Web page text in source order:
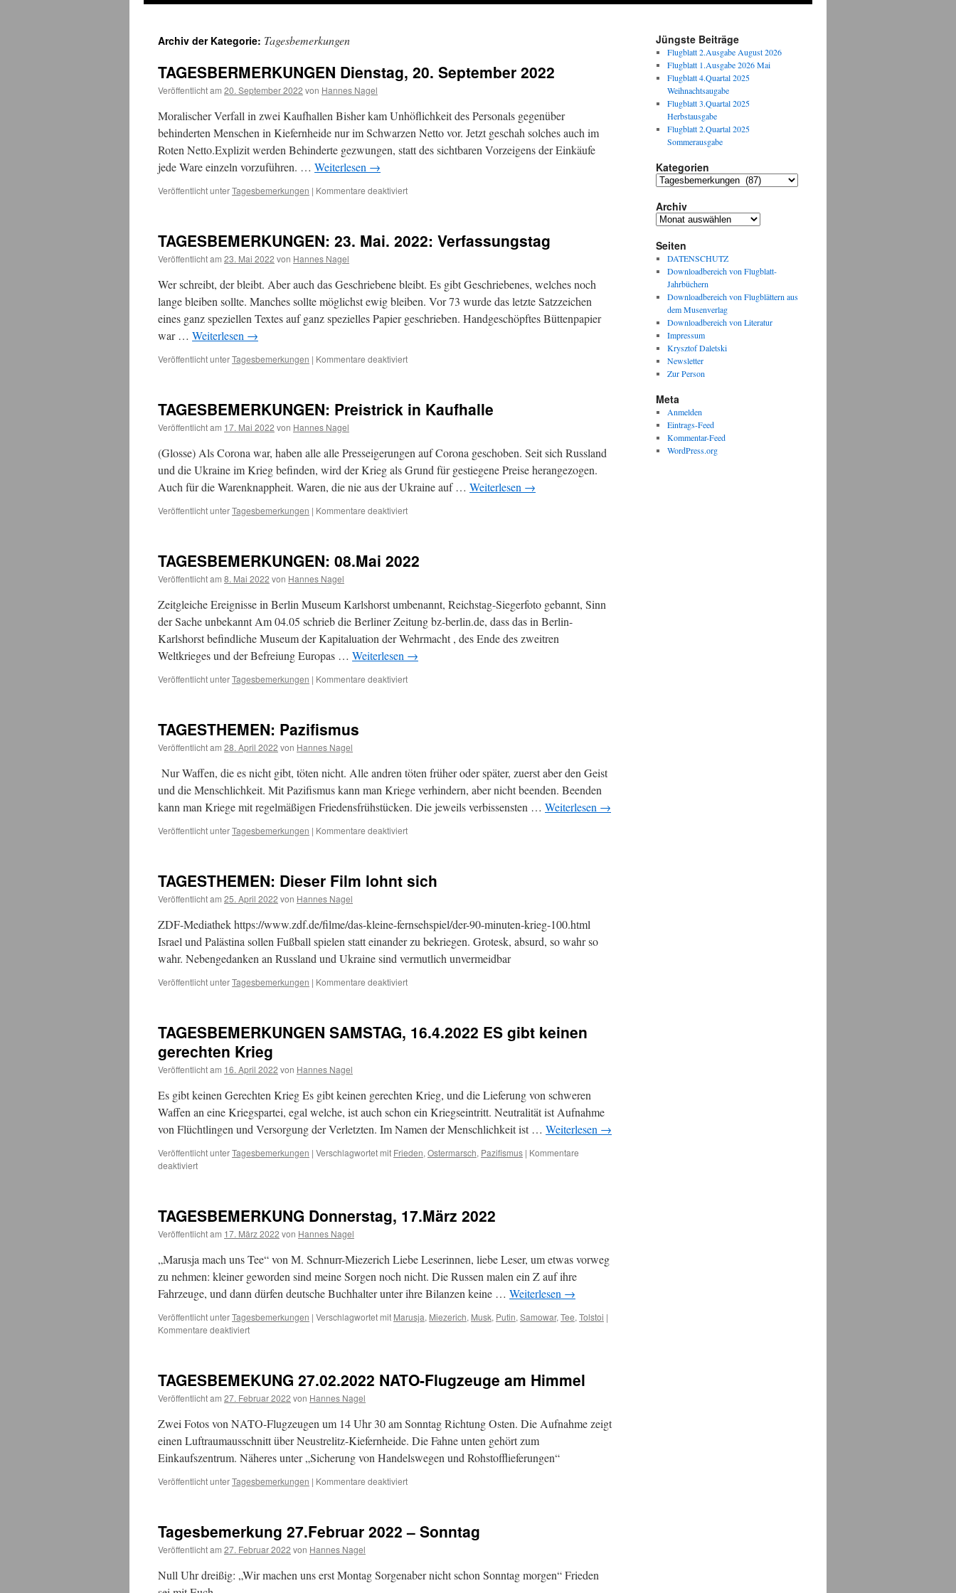
Archiv der Kategorie: Tagesbemerkungen
TAGESBERMERKUNGEN Dienstag, 20. September 2022
Veröffentlicht am 20. September 2022 von Hannes Nagel
Moralischer Verfall in zwei Kaufhallen Bisher kam Unhöflichkeit des Personals gegenüber
behinderten Menschen in Kiefernheide nur im Schwarzen Netto vor. Jetzt geschah solches auch im
Roten Netto.Explizit werden Behinderte gezwungen, statt des sichtbaren Vorzeigens der Einkäufe
jede Ware einzeln vorzuführen. … Weiterlesen →
Veröffentlicht unterTagesbemerkungen | Kommentare deaktiviertfür
September
TAGESBEMERKUNGEN: 23. Mai. 2022: Verfassungstag
Veröffentlicht am 23. Mai 2022 von Hannes Nagel
Wer schreibt, der bleibt. Aber auch das Geschriebene bleibt. Es gibt Geschriebenes, welches noch
lange bleiben sollte. Manches sollte möglichst ewig bleiben. Vor 73 wurde das letzte Satzzeichen
eines ganz speziellen Textes auf ganz spezielles Papier geschrieben. Handgeschöpftes Büttenpapier
war … Weiterlesen →
Veröffentlicht unterTagesbemerkungen | Kommentare deaktiviertfür
2022:
TAGESBEMERKUNGEN: Preistrick in Kaufhalle
Veröffentlicht am 17. Mai 2022 von Hannes Nagel
(Glosse) Als Corona war, haben alle alle Presseigerungen auf Corona geschoben. Seit sich Russland
und die Ukraine im Krieg befinden, wird der Krieg als Grund für gestiegene Preise herangezogen.
Auch für die Warenknappheit. Waren, die nie aus der Ukraine auf … Weiterlesen →
Veröffentlicht unterTagesbemerkungen | Kommentare deaktiviertfür
Kaufhalle
TAGESBEMERKUNGEN: 08.Mai 2022
Veröffentlicht am 8. Mai 2022 von Hannes Nagel
Zeitgleiche Ereignisse in Berlin Museum Karlshorst umbenannt, Reichstag-Siegerfoto gebannt, Sinn
der Sache unbekannt Am 04.05 schrieb die Berliner Zeitung bz-berlin.de, dass das in Berlin-
Karlshorst befindliche Museum der Kapitaluation der Wehrmacht , des Ende des zweitren
Weltkrieges und der Befreiung Europas … Weiterlesen →
Veröffentlicht unterTagesbemerkungen | Kommentare deaktiviertfür
TAGESTHEMEN: Pazifismus
Veröffentlicht am 28. April 2022 von Hannes Nagel
Nur Waffen, die es nicht gibt, töten nicht. Alle andren töten früher oder später, zuerst aber den Geist
und die Menschlichkeit. Mit Pazifismus kann man Kriege verhindern, aber nicht beenden. Beenden
kann man Kriege mit regelmäßigen Friedensfrühstücken. Die jeweils verbissensten … Weiterlesen →
Veröffentlicht unterTagesbemerkungen | Kommentare deaktiviertfür
TAGESTHEMEN: Dieser Film lohnt sich
Veröffentlicht am 25. April 2022 von Hannes Nagel
ZDF-Mediathek https://www.zdf.de/filme/das-kleine-fernsehspiel/der-90-minuten-krieg-100.html
Israel und Palästina sollen Fußball spielen statt einander zu bekriegen. Grotesk, absurd, so wahr so
wahr. Nebengedanken an Russland und Ukraine sind vermutlich unvermeidbar
Veröffentlicht unterTagesbemerkungen | Kommentare deaktiviertfür
lohnt
TAGESBEMERKUNGEN SAMSTAG, 16.4.2022 ES gibt keinen
gerechten Krieg
Veröffentlicht am 16. April 2022 von Hannes Nagel
Es gibt keinen Gerechten Krieg Es gibt keinen gerechten Krieg, und die Lieferung von schweren
Waffen an eine Kriegspartei, egal welche, ist auch schon ein Kriegseintritt. Neutralität ist Aufnahme
von Flüchtlingen und Versorgung der Verletzten. Im Namen der Menschlichkeit ist … Weiterlesen →
Veröffentlicht unterTagesbemerkungen | Verschlagwortet mit Frieden, Ostermarsch, Pazifismus | Kommentare
deaktiviertfür
ES
gibt
keinen
gerechten
Krieg
TAGESBEMERKUNG Donnerstag, 17.März 2022
Veröffentlicht am 17. März 2022 von Hannes Nagel
„Marusja mach uns Tee“ von M. Schnurr-Miezerich Liebe Leserinnen, liebe Leser, um etwas vorweg
zu nehmen: kleiner geworden sind meine Sorgen noch nicht. Die Russen malen ein Z auf ihre
Fahrzeuge, und dann dürfen deutsche Buchhalter unter ihre Bilanzen keine … Weiterlesen →
Veröffentlicht unterTagesbemerkungen | Verschlagwortet mit Marusja, Miezerich, Musk, Putin, Samowar, Tee, Tolstoi |
Kommentare deaktiviertfür
2022
TAGESBEMEKUNG 27.02.2022 NATO-Flugzeuge am Himmel
Veröffentlicht am 27. Februar 2022 von Hannes Nagel
Zwei Fotos von NATO-Flugzeugen um 14 Uhr 30 am Sonntag Richtung Osten. Die Aufnahme zeigt
einen Luftraumausschnitt über Neustrelitz-Kiefernheide. Die Fahne unten gehört zum
Einkaufszentrum. Näheres unter „Sicherung von Handelswegen und Rohstofflieferungen“
Veröffentlicht unterTagesbemerkungen | Kommentare deaktiviertfür
Flugzeuge
Tagesbemerkung 27.Februar 2022 – Sonntag
Veröffentlicht am 27. Februar 2022 von Hannes Nagel
Null Uhr dreißig: „Wir machen uns erst Montag Sorgenaber nicht schon Sonntag morgen“ Frieden
Jüngste Beiträge
Flugblatt 2.Ausgabe August 2026
Flugblatt 1.Ausgabe 2026 Mai
Flugblatt 4.Quartal 2025
Weihnachtsaugabe
Flugblatt 3.Quartal 2025
Herbstausgabe
Flugblatt 2.Quartal 2025
Sommerausgabe
Kategorien
Kategorien
Archiv
Archiv
Seiten
DATENSCHUTZ
Downloadbereich von Flugblatt-
Jahrbüchern
Downloadbereich von Flugblättern aus
dem Musenverlag
Downloadbereich von Literatur
Impressum
Krysztof Daletski
Newsletter
Zur Person
Meta
Anmelden
Eintrags-Feed
Kommentar-Feed
WordPress.org